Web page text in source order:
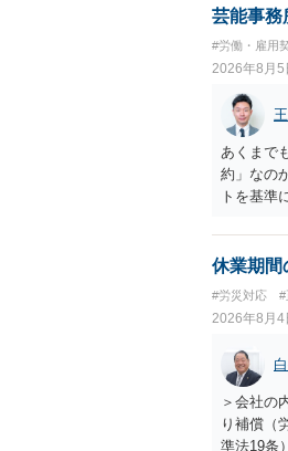
し上げる
芸能事務
#労働・雇用
2026年8月5
あくまで
約」なの
トを基準
になるわ
なくても
ではなく
内容を
として
う複数論
え、後
す。 ・
とはあり
休業期間
#労災対応 #
2026年8月4
＞会社の
り補償（
準法19条